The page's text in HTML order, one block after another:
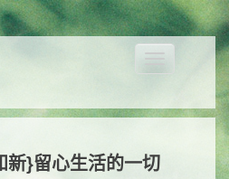
新}留心生活的一切